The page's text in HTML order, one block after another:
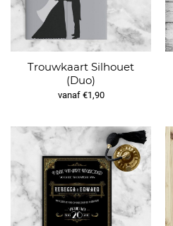
Trouwkaart Silhouet
(Duo)
vanaf €1,90